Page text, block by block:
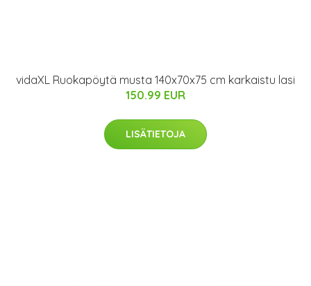
vidaXL Ruokapöytä musta 140x70x75 cm karkaistu lasi
150.99 EUR
LISÄTIETOJA